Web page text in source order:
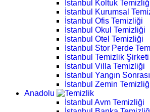
İstanbul Koltuk
İstanbul Kurumsal
İstanbul Ofis Temizliği
İstanbul Okul Temizliği
İstanbul Otel Temizliği
İstanbul Stor Perde
İstanbul Temizlik Şirketi
İstanbul Villa Temizliği
İstanbul Yangın
İstanbul Zemin
Anadolu
İstanbul Avm Temizliği